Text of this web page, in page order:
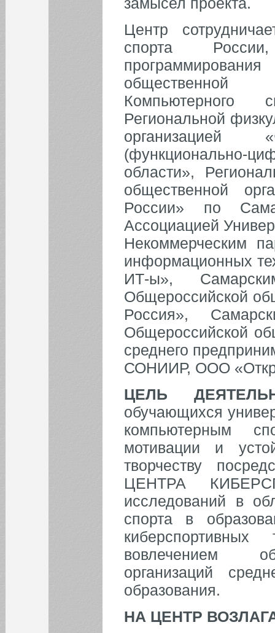
ФАКУЛЬТЕТЫ
НОВОСТИ
Все новости
Центр
спорта
общественной
Компьютерного
Региональной
организацией
(функционально-
области»,
общественной
России» по
Ассоциацией
Некоммерческим
информационных
ИТ-ы»,
Общероссийской
Россия»,
Общероссийской
среднего
СОНИИР, ООО
ЦЕЛЬ
обучающихся
компьютерным
мотивации и
творчеству
ЦЕНТРА
исследований в
спорта в
вовлечением
организаций
образования.
НА ЦЕНТР